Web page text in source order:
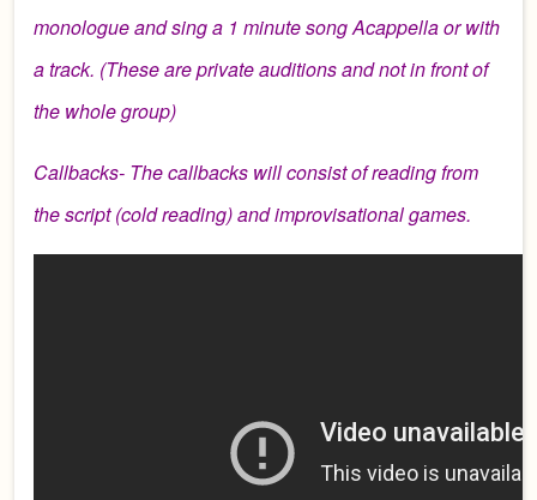
monologue and sing a 1 minute song Acappella or with
a track. (These are private auditions and not in front of
the whole group)
Callbacks- The callbacks will consist of reading from
the script (cold reading) and improvisational games.